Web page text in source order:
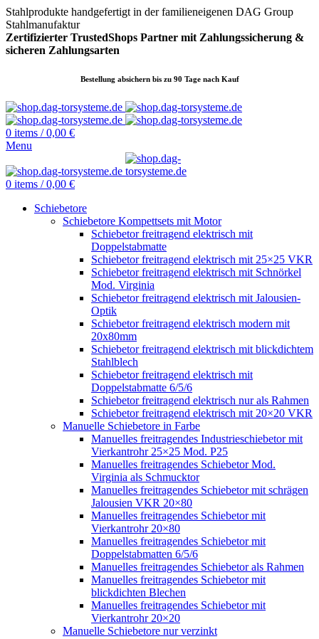
Stahlprodukte handgefertigt in der familieneigenen DAG Group
Stahlmanufaktur
Zertifizierter TrustedShops Partner mit Zahlungssicherung &
sicheren Zahlungsarten
Bestellung absichern bis zu 90 Tage nach Kauf
0 items / 0,00 €
Menu
0 items / 0,00 €
Schiebetore
Schiebetore Kompettsets mit Motor
Schiebetor freitragend elektrisch mit
Doppelstabmatte
Schiebetor freitragend elektrisch mit 25×25 VKR
Schiebetor freitragend elektrisch mit Schnörkel
Mod. Virginia
Schiebetor freitragend elektrisch mit Jalousien-
Optik
Schiebetor freitragend elektrisch modern mit
20x80mm
Schiebetor freitragend elektrisch mit blickdichtem
Stahlblech
Schiebetor freitragend elektrisch mit
Doppelstabmatte 6/5/6
Schiebetor freitragend elektrisch nur als Rahmen
Schiebetor freitragend elektrisch mit 20×20 VKR
Manuelle Schiebetore in Farbe
Manuelles freitragendes Industrieschiebetor mit
Vierkantrohr 25×25 Mod. P25
Manuelles freitragendes Schiebetor Mod.
Virginia als Schmucktor
Manuelles freitragendes Schiebetor mit schrägen
Jalousien VKR 20×80
Manuelles freitragendes Schiebetor mit
Vierkantrohr 20×80
Manuelles freitragendes Schiebetor mit
Doppelstabmatten 6/5/6
Manuelles freitragendes Schiebetor als Rahmen
Manuelles freitragendes Schiebetor mit
blickdichten Blechen
Manuelles freitragendes Schiebetor mit
Vierkantrohr 20×20
Manuelle Schiebetore nur verzinkt